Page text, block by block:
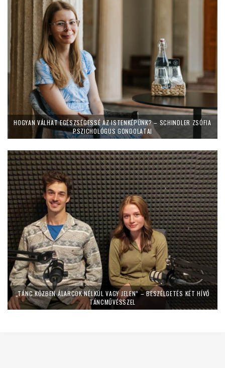
HOGYAN VÁLHAT EGÉSZSÉGESSÉ AZ ISTENKÉPÜNK? – SCHINDLER ZSÓFIA
PSZICHOLÓGUS GONDOLATAI
„TÁNC KÖZBEN ÁLARCOK NÉLKÜL VAGY JELEN” – BESZÉLGETÉS KÉT HÍVŐ
TÁNCMŰVÉSSZEL